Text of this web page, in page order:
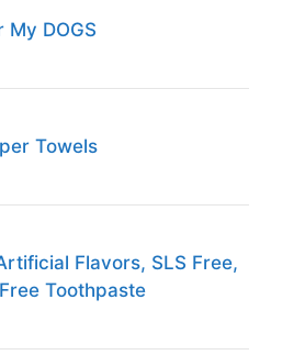
My DOGS
Towels
Flavors, SLS Free,
Toothpaste